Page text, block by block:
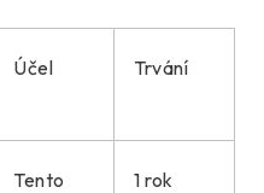
Účel Trvání
Tento
1 rok